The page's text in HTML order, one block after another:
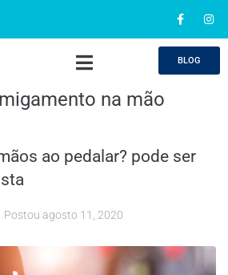
BLOG
na mão
ao pedalar? pode ser
Postou agosto 11, 2020